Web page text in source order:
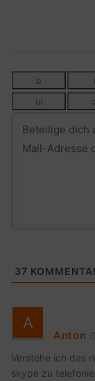
37
Anton
Verstehe ich das
skype zu